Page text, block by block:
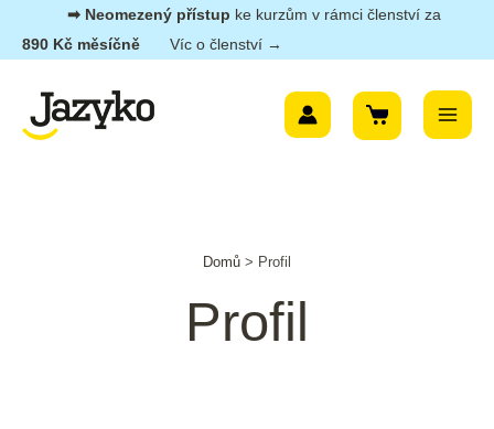
Přeskočit➡︎ Neomezený přístup ke kurzům v rámci členství za
890 Kč měsíčně
Víc o členství →
Menu
Domů > Profil
Profil